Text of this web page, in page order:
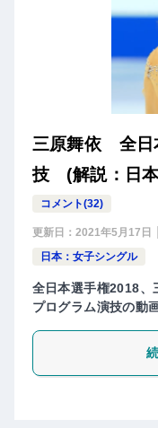
三原舞依 全日
技 (解説：日
コメント(32)
更新日： 2021年5月17日
日本：女子シングル
全日本選手権2018
プログラム演技の動